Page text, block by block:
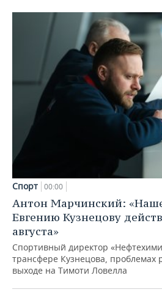
Спорт 00:00
Антон Марчинский:
Евгению Кузнецову
августа»
Спортивный директор
трансфере Кузнецова,
выходе на Тимоти Ловелла